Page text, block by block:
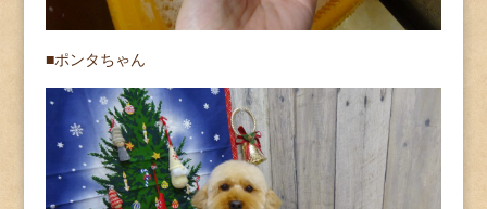
■ポンタちゃん